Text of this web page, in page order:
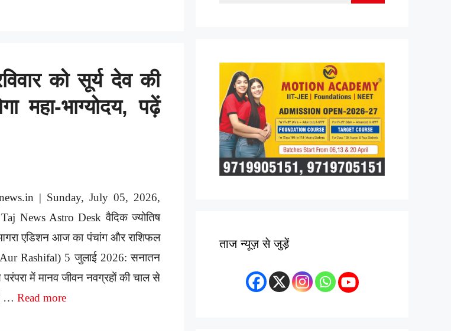
को सूर्य देव की
महा-भाग्योदय, पढ़ें
| Sunday, July 05, 2026,
News Astro Desk वैदिक ज्योतिष
एडिशन आज का पंचांग और राशिफल
Rashifal) 5 जुलाई 2026: सनातन
परंपरा में मानव जीवन नवग्रहों की चाल से
… Read more
ताज न्यूज़ से जुड़ें